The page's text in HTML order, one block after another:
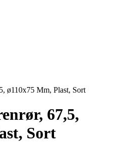
ø110x75 Mm, Plast, Sort
67,5,
Sort